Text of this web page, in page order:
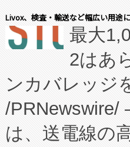
す。FCCM‑を
患者にとって
のアクセスを
Fully-
プログラムに
に関する技術
会社エーアイ
President原信
ードする
ーエネルギー
た。 Voltaiq独
定、統合、導
Livox、検査・輸送など幅広い用途
最大
2はあ
ンカバレッジ
/PRNewswire/
は、送電線の